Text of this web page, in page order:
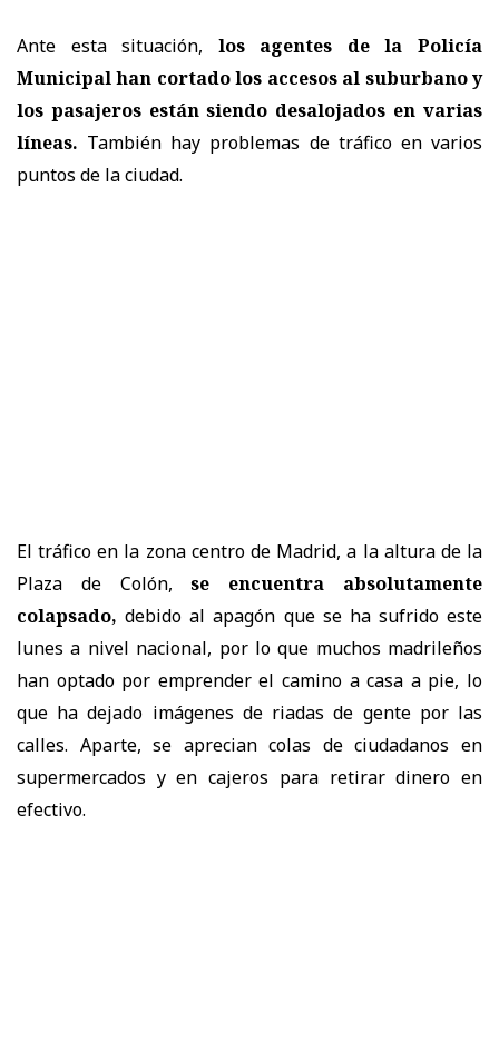
Ante esta situación, los agentes de la Policía
Municipal han cortado los accesos al suburbano y
los pasajeros están siendo desalojados en varias
líneas. También hay problemas de tráfico en varios
puntos de la ciudad.
El tráfico en la zona centro de Madrid, a la altura de la
Plaza de Colón,se encuentra absolutamente
colapsado, debido al apagón que se ha sufrido este
lunes a nivel nacional, por lo que muchos madrileños
han optado por emprender el camino a casa a pie, lo
que ha dejado imágenes de riadas de gente por las
calles. Aparte, se aprecian colas de ciudadanos en
supermercados y en cajeros para retirar dinero en
efectivo.